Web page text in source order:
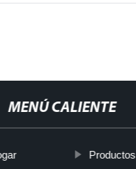
MENÚ CALIENTE
Productos